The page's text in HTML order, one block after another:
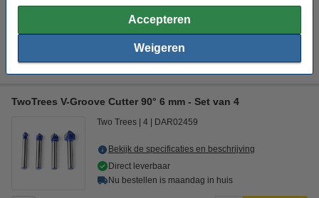
Accepteren
Weigeren
Direct leverbaar
Nu bestellen is maandag in huis
TwoTrees V-Groove Cutter 90° 6 mm - Set van 4
Two Trees 4 DAR02459
Bekijk de specificaties en beschrijving
Direct leverbaar
Nu bestellen is maandag in huis